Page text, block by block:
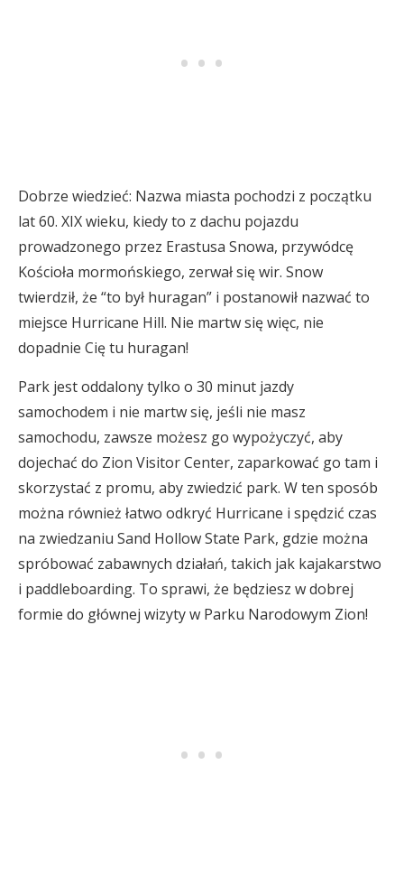
Dobrze wiedzieć: Nazwa miasta pochodzi z początku
lat 60. XIX wieku, kiedy to z dachu pojazdu
prowadzonego przez Erastusa Snowa, przywódcę
Kościoła mormońskiego, zerwał się wir. Snow
twierdził, że “to był huragan” i postanowił nazwać to
miejsce Hurricane Hill. Nie martw się więc, nie
dopadnie Cię tu huragan!
Park jest oddalony tylko o 30 minut jazdy
samochodem i nie martw się, jeśli nie masz
samochodu, zawsze możesz go wypożyczyć, aby
dojechać do Zion Visitor Center, zaparkować go tam i
skorzystać z promu, aby zwiedzić park. W ten sposób
można również łatwo odkryć Hurricane i spędzić czas
na zwiedzaniu Sand Hollow State Park, gdzie można
spróbować zabawnych działań, takich jak kajakarstwo
i paddleboarding. To sprawi, że będziesz w dobrej
formie do głównej wizyty w Parku Narodowym Zion!